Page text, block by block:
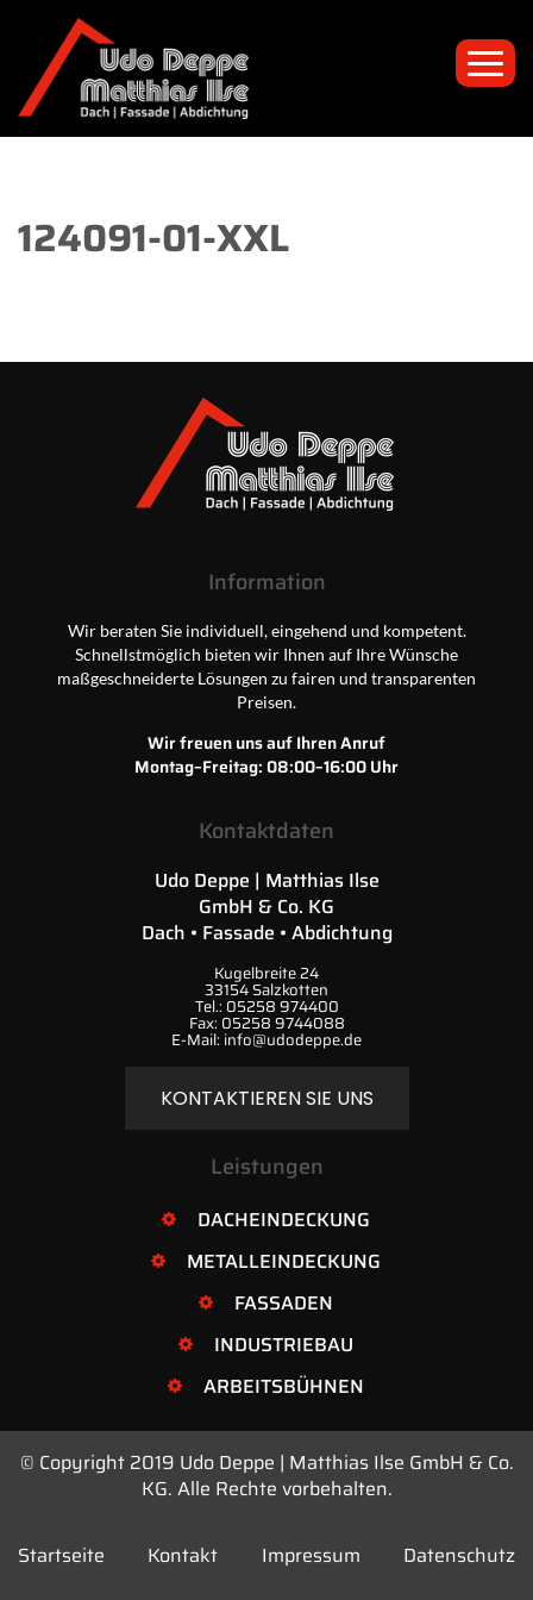
124091-01-XXL
Information
Wir beraten Sie individuell, eingehend und kompetent.
Schnellstmöglich bieten wir Ihnen auf Ihre Wünsche
maßgeschneiderte Lösungen zu fairen und transparenten
Preisen.
Wir freuen uns auf Ihren Anruf
Montag–Freitag: 08:00–16:00 Uhr
Kontaktdaten
Udo Deppe | Matthias Ilse
GmbH & Co. KG
Dach • Fassade • Abdichtung
Kugelbreite 24
33154 Salzkotten
Tel.: 05258 974400
Fax: 05258 9744088
E-Mail: info@udodeppe.de
KONTAKTIEREN SIE UNS
Leistungen
DACHEINDECKUNG
METALLEINDECKUNG
FASSADEN
INDUSTRIEBAU
ARBEITSBÜHNEN
© Copyright 2019 Udo Deppe | Matthias Ilse GmbH & Co.
KG. Alle Rechte vorbehalten.
Startseite Kontakt Impressum Datenschutz